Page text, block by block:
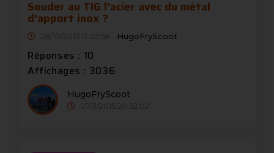
Souder au TIG l'acier avec du métal
d'apport inox ?
28/10/2015 12:22:58 - HugoFryScoot
Réponses : 10
Affichages : 3036
HugoFryScoot
07/11/2015 20:52:02